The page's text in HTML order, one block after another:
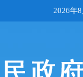
2026年